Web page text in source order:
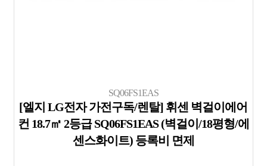
SQ06FS1EAS
[엘지 LG전자 가전구독/렌탈] 휘센 벽걸이에어
컨 18.7㎡ 2등급 SQ06FS1EAS (벽걸이/18평형/에
센스화이트) 등록비 면제